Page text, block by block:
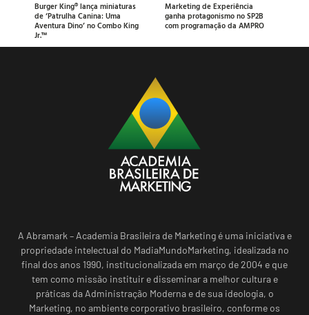
Burger King® lança miniaturas
de ‘Patrulha Canina: Uma
Aventura Dino’ no Combo King
Jr.™
Marketing de Experiência
ganha protagonismo no SP2B
com programação da AMPRO
A Abramark – Academia Brasileira de Marketing é uma iniciativa e
propriedade intelectual do MadiaMundoMarketing, idealizada no
final dos anos 1990, institucionalizada em março de 2004 e que
tem como missão instituir e disseminar a melhor cultura e
práticas da Administração Moderna e de sua ideologia, o
Marketing, no ambiente corporativo brasileiro, conforme os